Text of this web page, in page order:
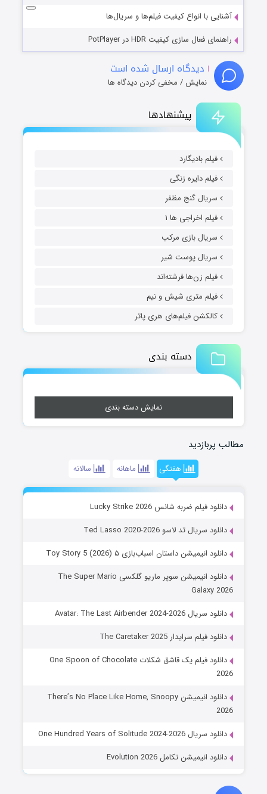
پیشنهادها
فیلم بادیگارد
فیلم دایره زنگی
سریال گنج مظفر
فیلم اخراجی ها ۱
سریال بازی مرکب
سریال پوست شیر
فیلم زن‌ها فرشته‌اند
فیلم متری شیش و نیم
کالکشن فیلم‌های هری پاتر
دسته بندی
نمایش دسته بندی
مطالب پربازدید
هفتگی ماهانه سالانه
دانلود فیلم ضربه شانس Lucky Strike 2026
دانلود سریال تد لاسو Ted Lasso 2020-2026
دانلود انیمیشن داستان اسباب‌بازی ۵ Toy Story 5 (2026)
دانلود انیمیشن سوپر ماریو گلکسی The Super Mario
Galaxy 2026
دانلود سریال Avatar: The Last Airbender 2024-2026
دانلود فیلم سرایدار The Caretaker 2025
دانلود فیلم یک قاشق شکلات One Spoon of Chocolate
2026
دانلود انیمیشن There’s No Place Like Home, Snoopy
2026
دانلود سریال One Hundred Years of Solitude 2024-2026
دانلود انیمیشن تکامل Evolution 2026
آشنایی با انواع کیفیت فیلم‌ها و سریال‌ها
راهنمای فعال سازی کیفیت HDR در PotPlayer
۱ دیدگاه ارسال شده است
نمایش / مخفی کردن دیدگاه ها